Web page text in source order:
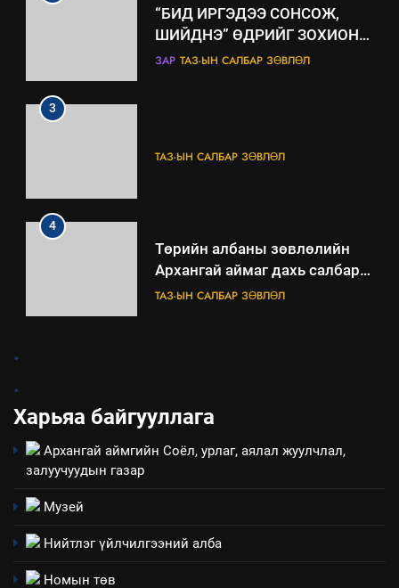
“БИД ИРГЭДЭЭ СОНСОЖ,
ШИЙДНЭ” ӨДРИЙГ ЗОХИОН
БАЙГУУЛНА
ЗАР ТАЗ-ЫН САЛБАР ЗӨВЛӨЛ
3
ТАЗ-ЫН САЛБАР ЗӨВЛӨЛ
4
Төрийн албаны зөвлөлийн
Архангай аймаг дахь салбар
зөвлөлийн 2025 оны үйл
ТАЗ-ЫН САЛБАР ЗӨВЛӨЛ
зохион байгуулах арга
ТАЗ-ЫН САЛБАР ЗӨВЛӨЛ
6
7
.
.
Харьяа байгууллага
Архангай аймгийн Соёл, урлаг, аялал жуулчлал,
залуучуудын газар
Музей
Нийтлэг үйлчилгээний алба
Номын төв